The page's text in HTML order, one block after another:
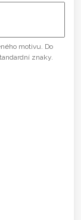
motivu. Do
znaky.